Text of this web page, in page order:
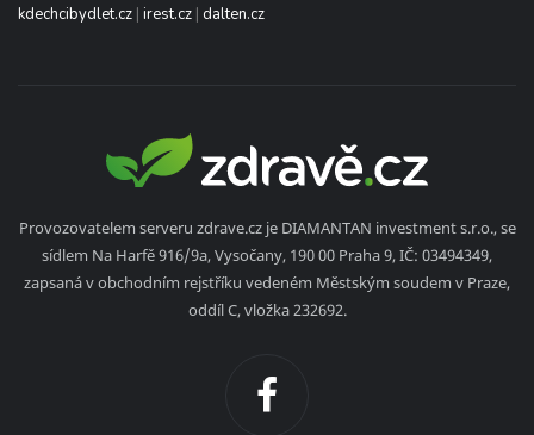
kdechcibydlet.cz | irest.cz | dalten.cz
Provozovatelem serveru zdrave.cz je DIAMANTAN investment s.r.o., se
sídlem Na Harfě 916/9a, Vysočany, 190 00 Praha 9, IČ: 03494349,
zapsaná v obchodním rejstříku vedeném Městským soudem v Praze,
oddíl C, vložka 232692.